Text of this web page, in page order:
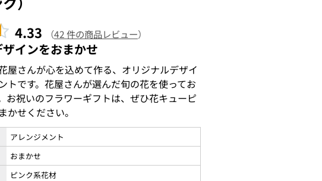
4.33 （42 件の商品レビュー）
インをおまかせ
屋さんが心を込めて作る、オリジナルデザイ
トです。花屋さんが選んだ旬の花を使ってお
お祝いのフラワーギフトは、ぜひ花キューピ
かせください。
アレンジメント
おまかせ
ピンク系花材